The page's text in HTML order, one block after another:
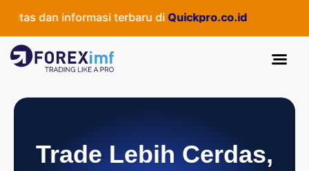
dan informasi terbaru di Quickpro.co.id
Trade Lebih Cerdas,